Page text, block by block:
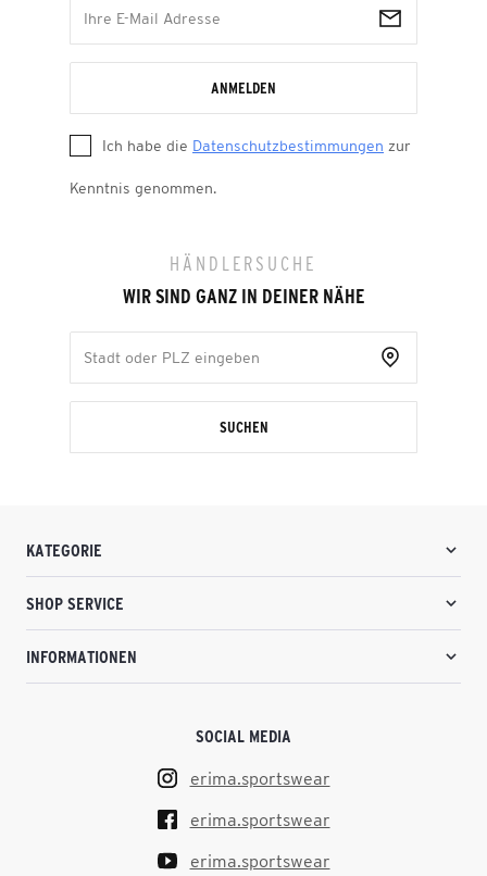
ANMELDEN
Ich habe die Datenschutzbestimmungen zur
Kenntnis genommen.
HÄNDLERSUCHE
WIR SIND GANZ IN DEINER NÄHE
SUCHEN
KATEGORIE
SHOP SERVICE
INFORMATIONEN
SOCIAL MEDIA
erima.sportswear
erima.sportswear
erima.sportswear